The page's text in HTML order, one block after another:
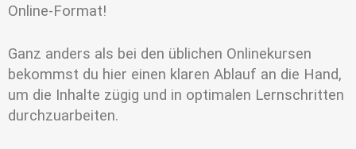
Online-Format!
Ganz anders als bei den üblichen Onlinekursen
bekommst du hier einen klaren Ablauf an die Hand,
um die Inhalte zügig und in optimalen Lernschritten
durchzuarbeiten.